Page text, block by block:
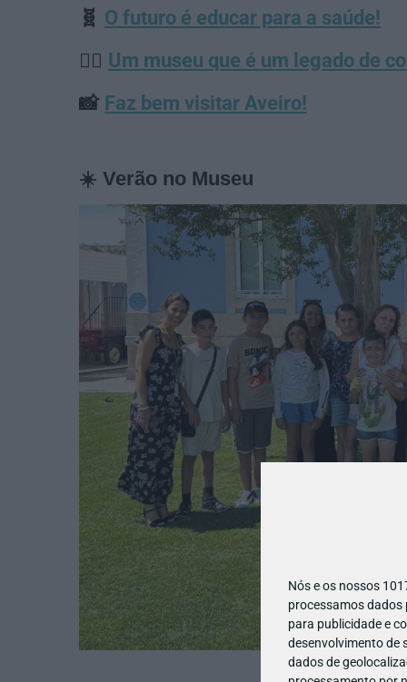
Nós e os nossos
processamos
para publicidade e
desenvolvimento de
dados de
🧬 O futuro é educar para a saúde!
👨‍⚕️ Um museu que é um legado de
📸 Faz bem visitar Aveiro!
☀️ Verão no Museu